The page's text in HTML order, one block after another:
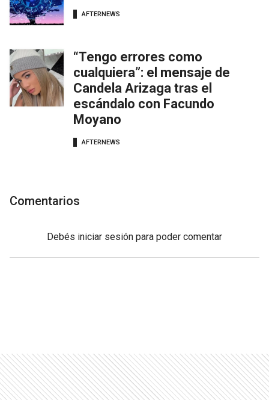
AFTERNEWS
“Tengo errores como
cualquiera”: el mensaje de
Candela Arizaga tras el
escándalo con Facundo
Moyano
AFTERNEWS
Comentarios
Debés iniciar sesión para poder comentar